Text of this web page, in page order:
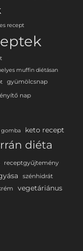
recept
muffin diétásan
gyümölcsnap
nap
gomba keto recept
diéta
receptgyűjtemény
szénhidrát
vegetáriánus